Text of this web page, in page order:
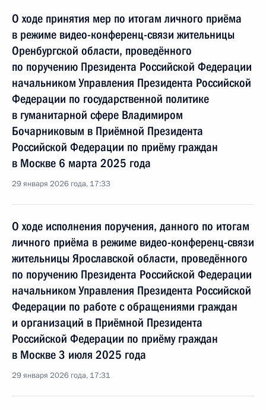
О ходе принятия мер по итогам личного приёма
в режиме видео-конференц-связи жительницы
Оренбургской области, проведённого
по поручению Президента Российской Федерации
начальником Управления Президента Российской
Федерации по государственной политике
в гуманитарной сфере Владимиром
Бочарниковым в Приёмной Президента
Российской Федерации по приёму граждан
в Москве 6 марта 2025 года
29 января 2026 года, 17:33
О ходе исполнения поручения, данного по итогам
личного приёма в режиме видео-конференц-связи
жительницы Ярославской области, проведённого
по поручению Президента Российской Федерации
начальником Управления Президента Российской
Федерации по работе с обращениями граждан
и организаций в Приёмной Президента
Российской Федерации по приёму граждан
в Москве 3 июля 2025 года
29 января 2026 года, 17:31